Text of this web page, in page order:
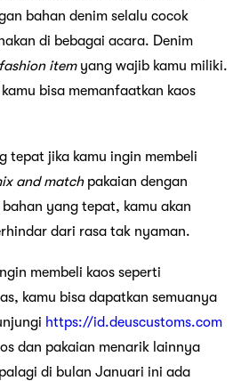
bahan denim selalu cocok
di bebagai acara. Denim
fashion itemyang wajib kamu miliki.
bisa memanfaatkan kaos
tepat jika kamu ingin membeli
and match pakaian dengan
yang tepat, kamu akan
dari rasa tak nyaman.
membeli kaos seperti
kamu bisa dapatkan semuanya
https://id.deuscustoms.com
dan pakaian menarik lainnya
di bulan Januari ini ada